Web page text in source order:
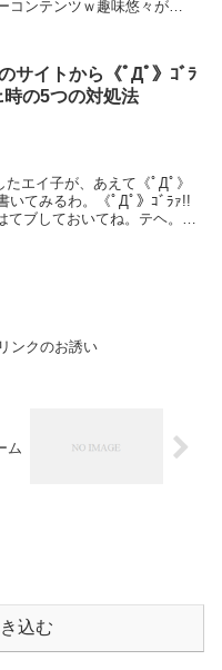
コンテンツｗ趣味悠々がど
サイトから《ﾟДﾟ》ｺﾞﾗ
時の5つの対処法
エイ子が、あえて《ﾟДﾟ》
いてみるわ。《ﾟДﾟ》ｺﾞﾗｧ!!
ブしておいてね。テヘ。
ンクのお誘い
ム
込む